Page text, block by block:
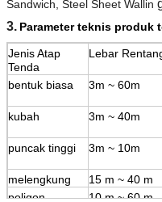
Sandwich, Steel Sheet Wallin
3. Parameter teknis produk
Jenis Atap
Tenda
Lebar
bentuk biasa 3m ~ 60m
kubah
3m ~ 40m
puncak tinggi
3m ~ 10m
melengkung 15 m ~ 40 m
poligon
10 m ~ 60 m